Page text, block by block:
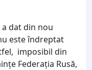
a dat din nou
este îndreptat
imposibil din
Federația Rusă,